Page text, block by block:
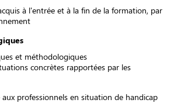
à l'entrée et à la fin de la formation, par
et méthodologiques
concrètes rapportées par les
aux professionnels en situation de handicap